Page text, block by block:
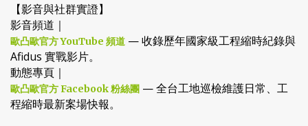
【影音與社群實證】
影音頻道｜
歐凸歐官方 YouTube 頻道 — 收錄歷年國家級工程縮時紀錄與
Afidus 實戰影片。
動態專頁｜
歐凸歐官方 Facebook 粉絲團 — 全台工地巡檢維護日常、工
程縮時最新案場快報。